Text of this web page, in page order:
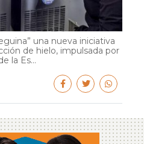
una nueva iniciativa
de hielo, impulsada por
la Es...